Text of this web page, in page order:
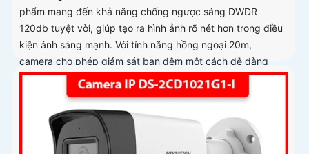
phẩm mang đến khả năng chống ngược sáng DWDR
120db tuyệt vời, giúp tạo ra hình ảnh rõ nét hơn trong điều
kiện ánh sáng mạnh. Với tính năng hồng ngoại 20m,
camera cho phép giám sát ban đêm một cách dễ dàng